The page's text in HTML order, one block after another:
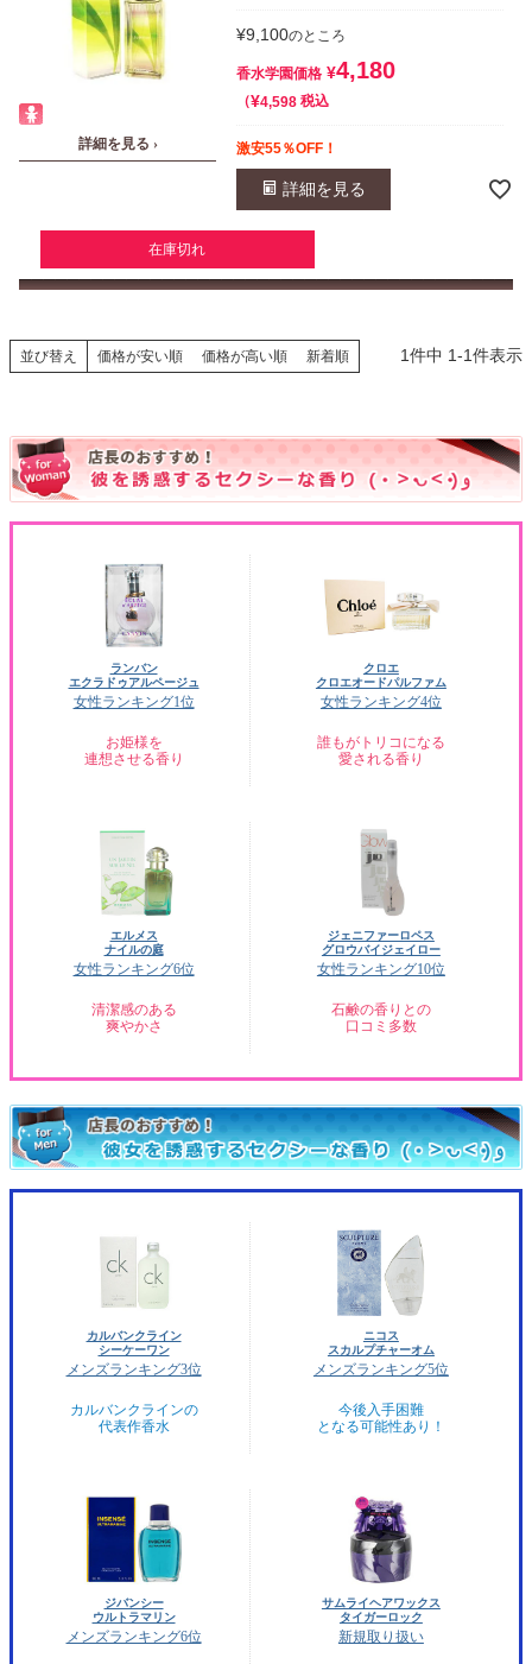
詳細を見る ›
¥9,100のところ
香水学園価格 ¥4,180
¥4,598 税込
激安55％OFF！
詳細を見る
在庫切れ
並び替え 価格が安い順 価格が高い順 新着順 1件中 1-1件表示
ランバン
エクラドゥアルページュ
女性ランキング1位
お姫様を
連想させる香り
クロエ
クロエオードパルファム
女性ランキング4位
誰もがトリコになる
愛される香り
エルメス
ナイルの庭
女性ランキング6位
清潔感のある
爽やかさ
ジェニファーロペス
グロウバイジェイロー
女性ランキング10位
石鹸の香りとの
口コミ多数
カルバンクライン
シーケーワン
メンズランキング3位
カルバンクラインの
代表作香水
ニコス
スカルプチャーオム
メンズランキング5位
今後入手困難
となる可能性あり！
ジバンシー
ウルトラマリン
メンズランキング6位
サムライヘアワックス
タイガーロック
新規取り扱い